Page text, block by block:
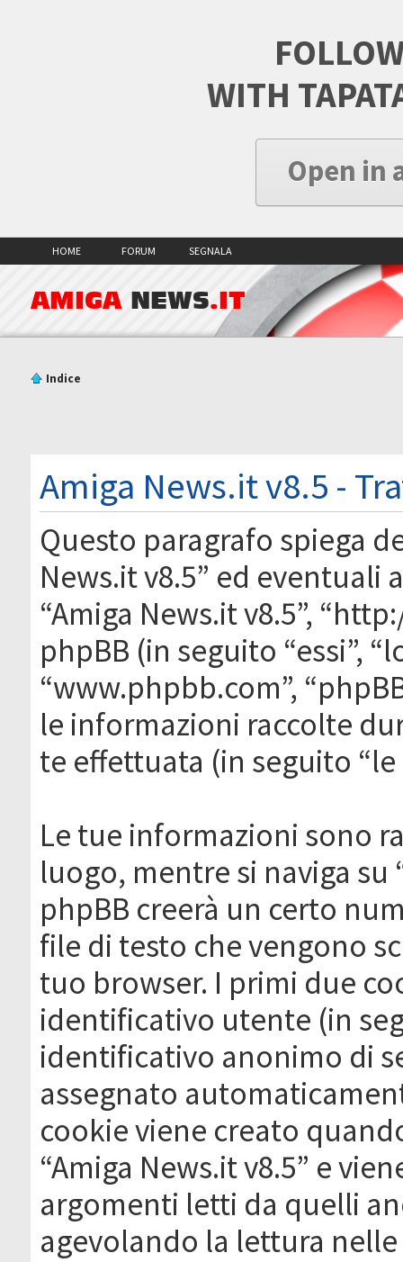
WITH
Open in
HOME FORUM SEGNALA
AMIGA NEWS.IT
Indice
Amiga News.it v8.5 -
Questo paragrafo spiega
News.it v8.5” ed eventuali
“Amiga News.it v8.5”,
phpBB (in seguito “essi”,
“www.phpbb.com”,
le informazioni raccolte
te effettuata (in seguito
Le tue informazioni sono
luogo, mentre si naviga su
phpBB creerà un certo
file di testo che vengono
tuo browser. I primi due
identificativo utente (in
identificativo anonimo di
assegnato
cookie viene creato
“Amiga News.it v8.5” e
argomenti letti da quelli
agevolando la lettura